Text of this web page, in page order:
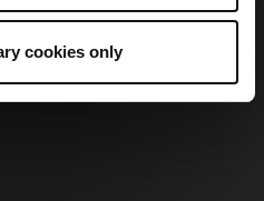
cookies only